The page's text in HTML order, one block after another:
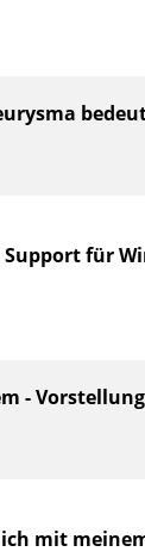
für
-
mit